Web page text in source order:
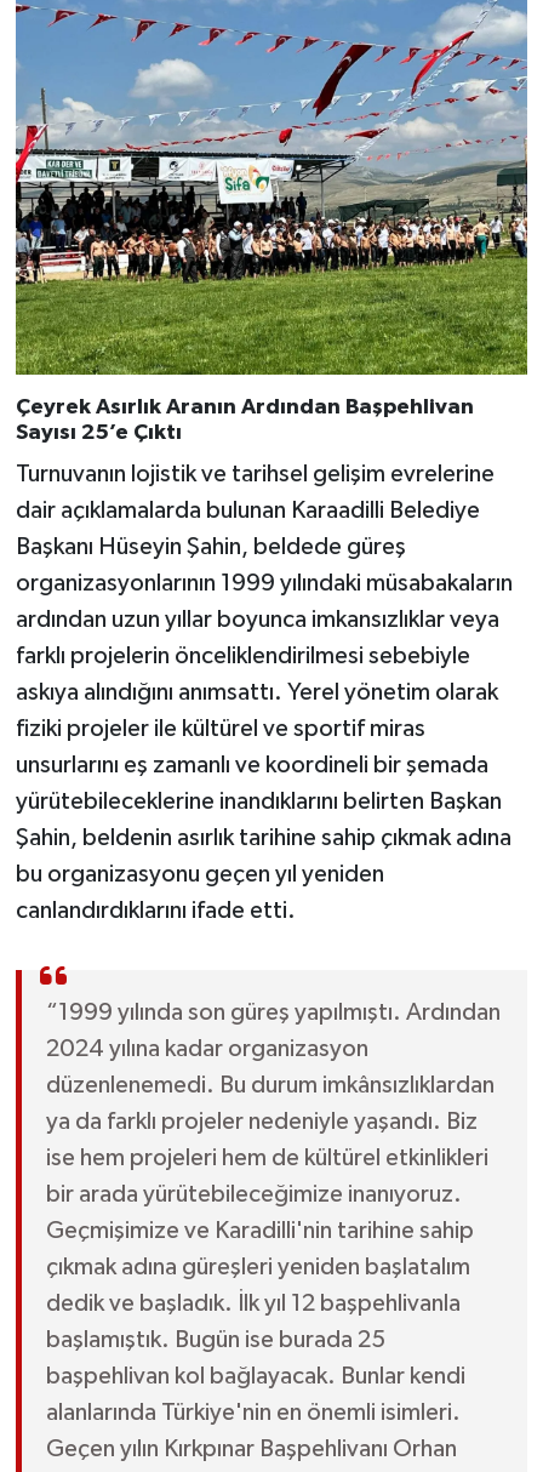
Çeyrek Asırlık Aranın Ardından Başpehlivan
Sayısı 25’e Çıktı
Turnuvanın lojistik ve tarihsel gelişim evrelerine
dair açıklamalarda bulunan Karaadilli Belediye
Başkanı Hüseyin Şahin, beldede güreş
organizasyonlarının 1999 yılındaki müsabakaların
ardından uzun yıllar boyunca imkansızlıklar veya
farklı projelerin önceliklendirilmesi sebebiyle
askıya alındığını anımsattı. Yerel yönetim olarak
fiziki projeler ile kültürel ve sportif miras
unsurlarını eş zamanlı ve koordineli bir şemada
yürütebileceklerine inandıklarını belirten Başkan
Şahin, beldenin asırlık tarihine sahip çıkmak adına
bu organizasyonu geçen yıl yeniden
canlandırdıklarını ifade etti.
“1999 yılında son güreş yapılmıştı. Ardından
2024 yılına kadar organizasyon
düzenlenemedi. Bu durum imkânsızlıklardan
ya da farklı projeler nedeniyle yaşandı. Biz
ise hem projeleri hem de kültürel etkinlikleri
bir arada yürütebileceğimize inanıyoruz.
Geçmişimize ve Karadilli'nin tarihine sahip
çıkmak adına güreşleri yeniden başlatalım
dedik ve başladık. İlk yıl 12 başpehlivanla
başlamıştık. Bugün ise burada 25
başpehlivan kol bağlayacak. Bunlar kendi
alanlarında Türkiye'nin en önemli isimleri.
Geçen yılın Kırkpınar Başpehlivanı Orhan